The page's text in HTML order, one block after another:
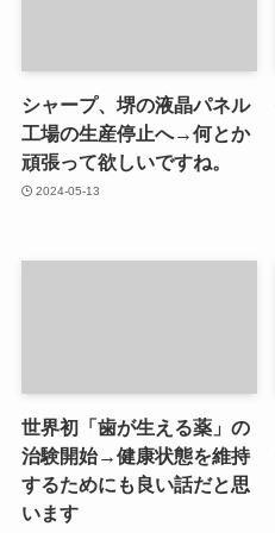
シャープ、堺の液晶パネル
工場の生産停止へ→何とか
頑張って欲しいですね。
2024-05-13
世界初「歯が生える薬」の
治験開始→健康状態を維持
するためにも良い話だと思
います